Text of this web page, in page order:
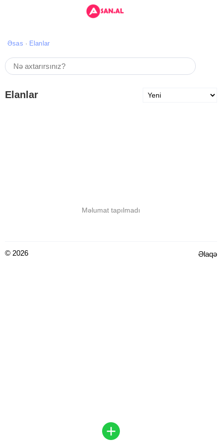
Əsas Elanlar
Elanlar
Məlumat tapılmadı
© 2026 Əlaqə
+